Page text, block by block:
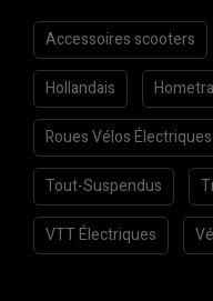
Accessoires scooters
Hollandais
Roues Vélos Électriques
Tout-Suspendus
VTT Électriques